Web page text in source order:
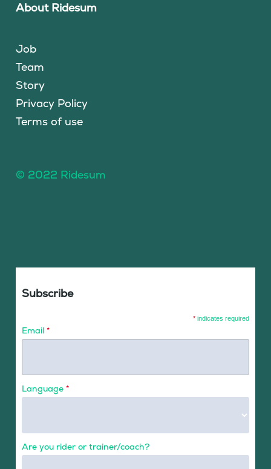
About Ridesum
Job
Team
Story
Privacy Policy
Terms of use
© 2022 Ridesum
Subscribe
* indicates required
Email *
Language *
Are you rider or trainer/coach?